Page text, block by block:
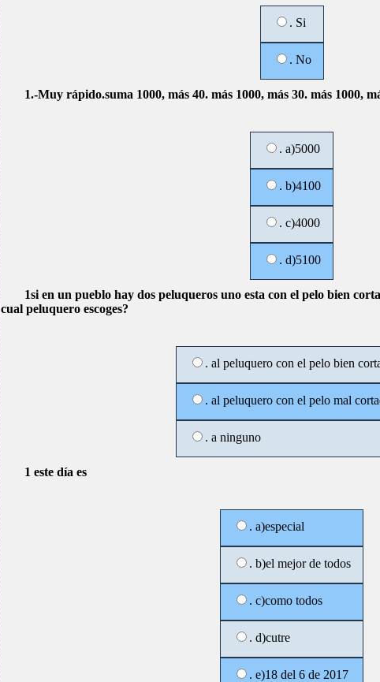
. Si
. No
1.-Muy rápido.suma 1000, más 40. más 1000, más 30. más 1000,
. a)5000
. b)4100
. c)4000
. d)5100
1si en un pueblo hay dos peluqueros uno esta con el pelo bien
cual peluquero escoges?
. al peluquero con el pelo bien
. al peluquero con el pelo mal
. a ninguno
1 este día es
. a)especial
. b)el mejor de todos
. c)como todos
. d)cutre
. e)18 del 6 de 2017